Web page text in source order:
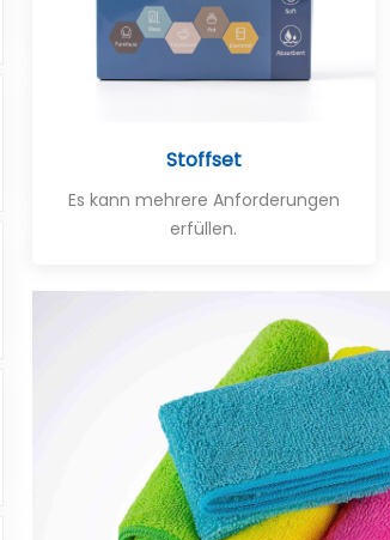
Stoffset
Es kann mehrere Anforderungen
erfüllen.